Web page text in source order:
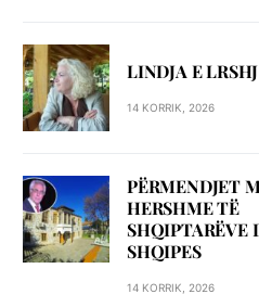
LINDJA E LRSHJ
14 KORRIK, 2026
PËRMENDJET
HERSHME TË
SHQIPTARËVE
SHQIPES
14 KORRIK, 2026